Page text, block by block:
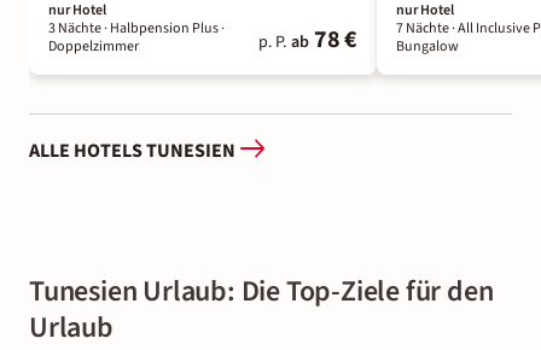
nur Hotel
3 Nächte· Halbpension Plus·
Doppelzimmer
p. P. ab 78 €
nur Hotel
7 Nächte· All Inclusive
Bungalow
ALLE HOTELS TUNESIEN
Tunesien Urlaub: Die Top-Ziele für den
Urlaub